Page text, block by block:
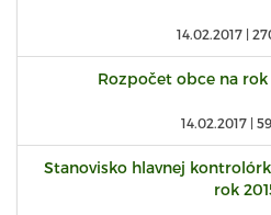
14.02.2017 |
Rozpočet obce na rok
14.02.2017 |
Stanovisko hlavnej
rok